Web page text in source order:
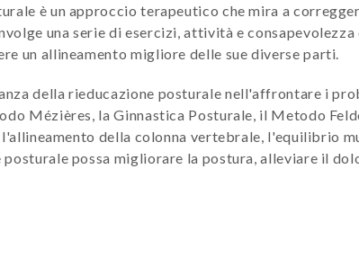
è un approccio terapeutico che mira a
una serie di esercizi, attività e
un allineamento migliore delle sue diverse parti.
della rieducazione posturale nell'affrontare i
Mézières, la Ginnastica Posturale, il Metodo
della colonna vertebrale, l'equilibrio
posturale possa migliorare la postura, alleviare il